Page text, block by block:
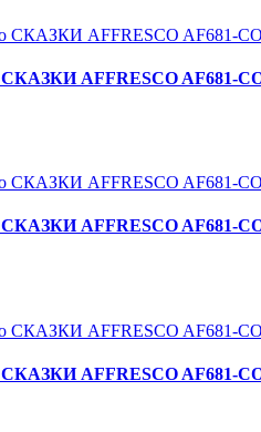
СКАЗКИ AFFRESCO AF681-
СКАЗКИ AFFRESCO AF681-
СКАЗКИ AFFRESCO AF681-